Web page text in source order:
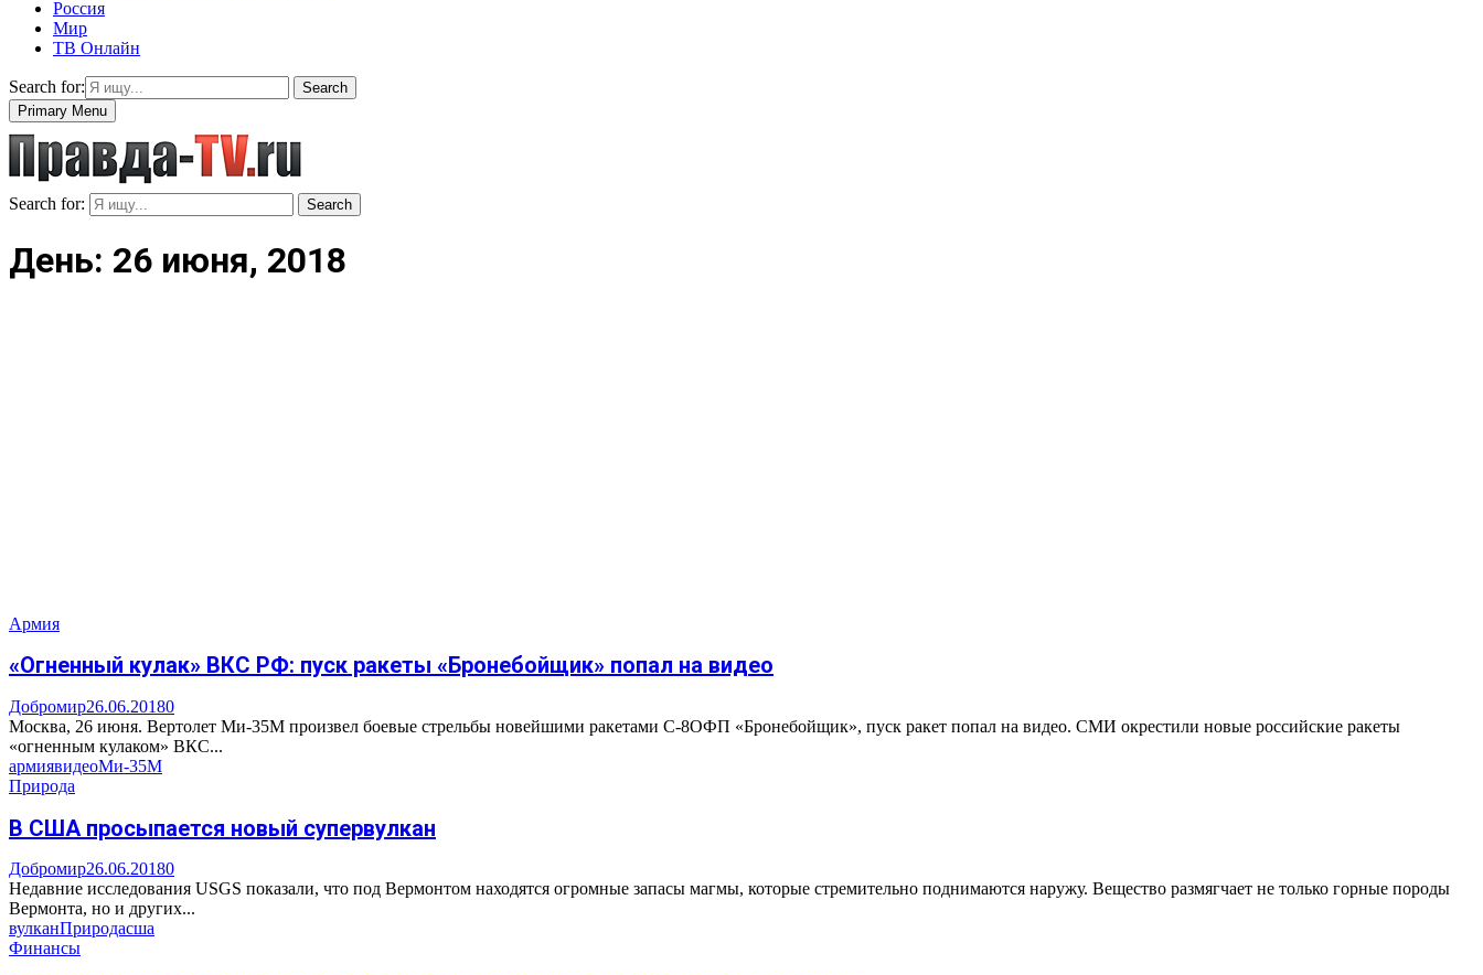
Россия
Мир
ТВ Онлайн
Search for:
Search
Primary Menu
Search for: Search
День: 26 июня, 2018
Армия
«Огненный кулак» ВКС РФ: пуск ракеты «Бронебойщик» попал на видео
Добромир26.06.20180
Москва, 26 июня. Вертолет Ми-35М произвел боевые стрельбы новейшими ракетами С-8ОФП «Бронебойщик», пуск ракет попал на видео. СМИ окрестили новые российские ракеты
«огненным кулаком» ВКС...
армиявидеоМи-35М
Природа
В США просыпается новый супервулкан
Добромир26.06.20180
Недавние исследования USGS показали, что под Вермонтом находятся огромные запасы магмы, которые стремительно поднимаются наружу. Вещество размягчает не только горные породы
Вермонта, но и других...
вулканПриродасша
Финансы